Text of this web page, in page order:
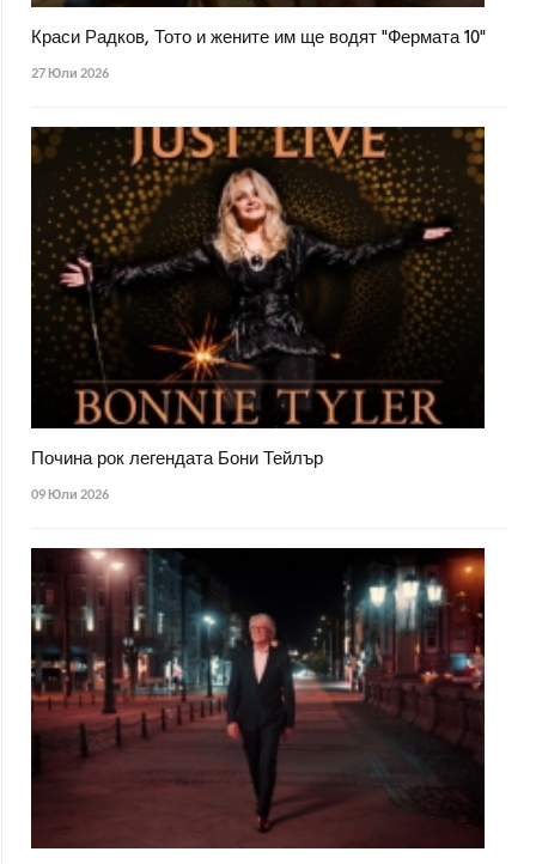
Краси Радков, Тото и жените им ще водят "Фермата 10"
27 Юли 2026
Почина рок легендата Бони Тейлър
09 Юли 2026